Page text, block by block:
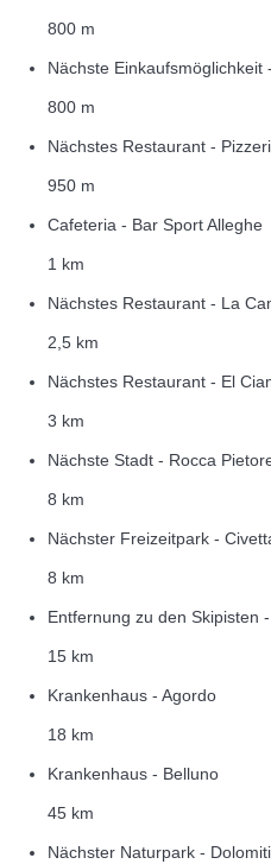
800 m
Nächste Einkaufsmöglichkeit
800 m
Nächstes Restaurant -
950 m
Cafeteria - Bar Sport Alleghe
1 km
Nächstes Restaurant - La
2,5 km
Nächstes Restaurant - El
3 km
Nächste Stadt - Rocca
8 km
Nächster Freizeitpark -
8 km
Entfernung zu den Skipisten
15 km
Krankenhaus - Agordo
18 km
Krankenhaus - Belluno
45 km
Nächster Naturpark -